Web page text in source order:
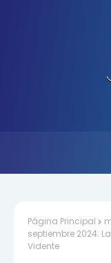
Página Principal
septiembre 2024:
Vidente